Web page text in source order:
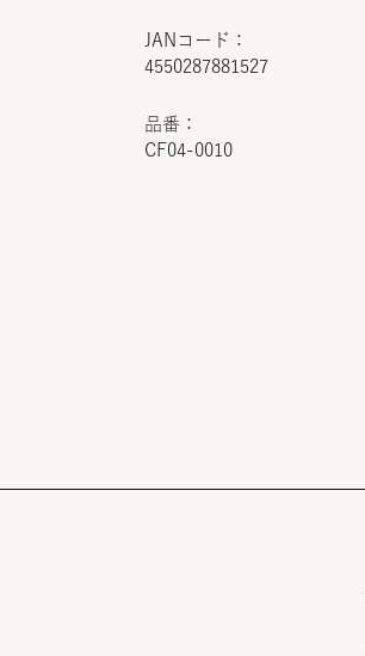
JANコード：
4550287881527
品番：
CF04-0010